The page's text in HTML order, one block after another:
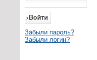
Забыли пароль?
Забыли логин?